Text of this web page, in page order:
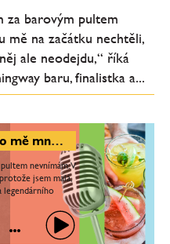
za barovým pultem
mě na začátku nechtěli,
ale neodejdu,“ říká
baru, finalistka a...
Sandra Šalatová: Bar je pro mě mnohem víc o atmosféře než o koktejlech. Mojito drink byl na Kubě sladká voda
nevnímám. V
jsem malá,
legendárního